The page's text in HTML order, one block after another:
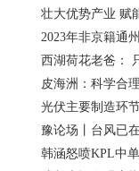
壮大优势产业 赋
2023年非京籍通
西湖荷花老爸：
皮海洲：科学合
光伏主要制造环
豫论场丨台风已
韩涵怒喷KPL中